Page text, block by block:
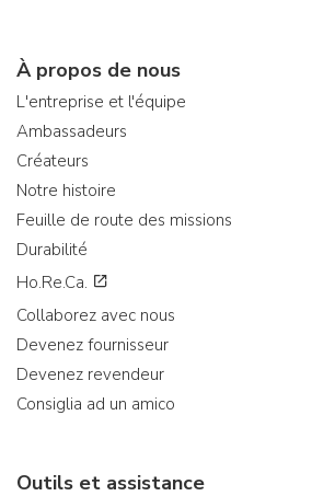
À propos de nous
L'entreprise et l'équipe
Ambassadeurs
Créateurs
Notre histoire
Feuille de route des missions
Durabilité
Ho.Re.Ca.
Collaborez avec nous
Devenez fournisseur
Devenez revendeur
Consiglia ad un amico
Outils et assistance